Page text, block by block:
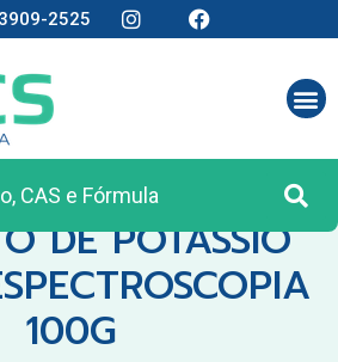
2525
REAGENTES ANALÍTICOS
DE POTASSIO
100G